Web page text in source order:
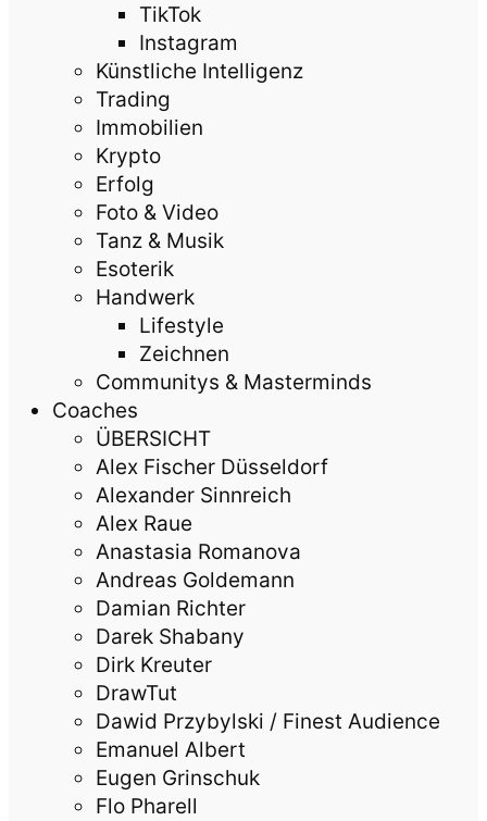
TikTok
Instagram
Künstliche Intelligenz
Trading
Immobilien
Krypto
Erfolg
Foto & Video
Tanz & Musik
Esoterik
Handwerk
Lifestyle
Zeichnen
Communitys & Masterminds
Coaches
ÜBERSICHT
Alex Fischer Düsseldorf
Alexander Sinnreich
Alex Raue
Anastasia Romanova
Andreas Goldemann
Damian Richter
Darek Shabany
Dirk Kreuter
DrawTut
Dawid Przybylski / Finest Audience
Emanuel Albert
Eugen Grinschuk
Flo Pharell